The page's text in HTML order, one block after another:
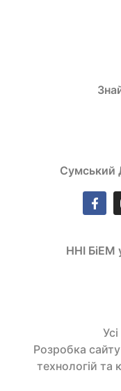
Сумський
ННІ БіЕМ
Усi
Розробка
технологій та